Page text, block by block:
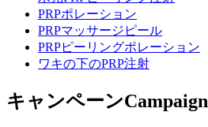
PRPポレーション
PRPマッサージピール
PRPピーリングポレーション
ワキの下のPRP注射
キャンペーンCampaign